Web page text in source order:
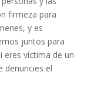
firmeza para
y es
juntos para
eres víctima de un
denuncies el